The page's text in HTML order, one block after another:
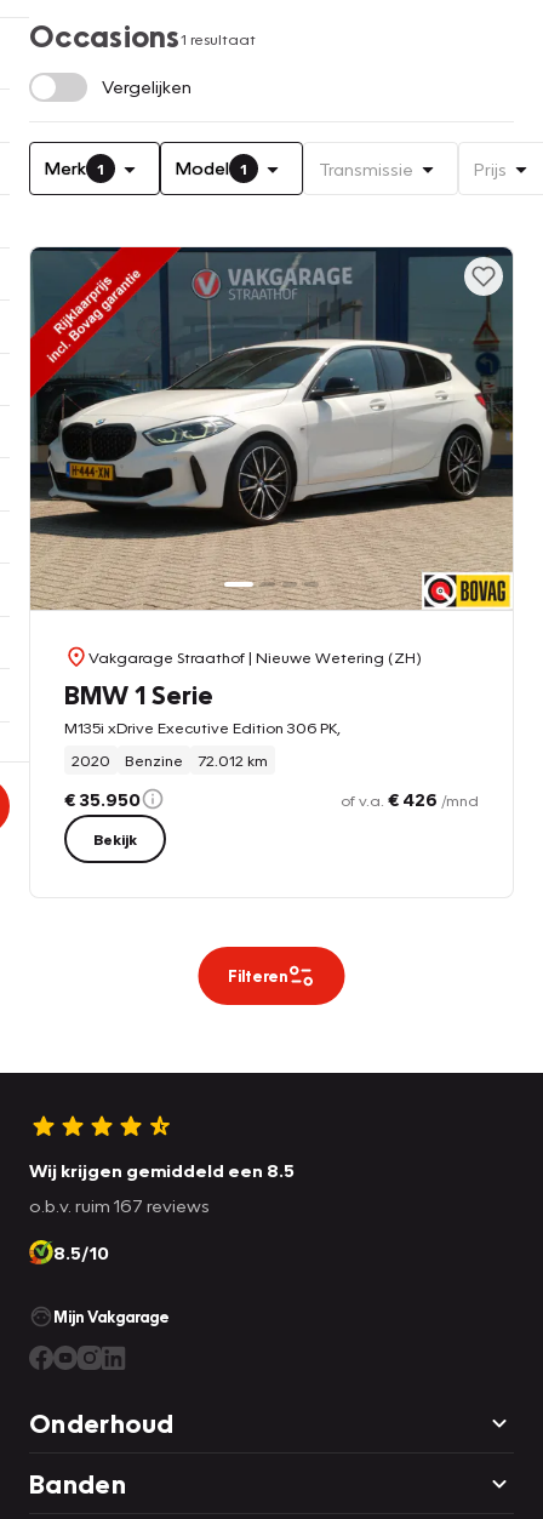
Occasions1 resultaat
Vergelijken
Merk 1 Model 1 Transmissie Prijs
Vakgarage Straathof| Nieuwe Wetering (ZH)
BMW 1 Serie
M135i xDrive Executive Edition 306 PK,
2020
Benzine 72.012 km
€ 35.950 of v.a. € 426 /mnd
Bekijk
Filteren
Wij krijgen gemiddeld een 8.5
o.b.v. ruim 167 reviews
8.5/10
Mijn Vakgarage
Onderhoud
Banden